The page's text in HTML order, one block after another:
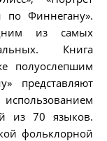
Финнегану».
из самых
Книга
полуослепшим
представляют
из 70 языков.
фольклорной